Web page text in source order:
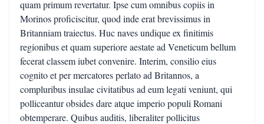
quam primum revertatur. Ipse cum omnibus copiis in
Morinos proficiscitur, quod inde erat brevissimus in
Britanniam traiectus. Huc naves undique ex finitimis
regionibus et quam superiore aestate ad Veneticum bellum
fecerat classem iubet convenire. Interim, consilio eius
cognito et per mercatores perlato ad Britannos, a
compluribus insulae civitatibus ad eum legati veniunt, qui
polliceantur obsides dare atque imperio populi Romani
obtemperare. Quibus auditis, liberaliter pollicitus